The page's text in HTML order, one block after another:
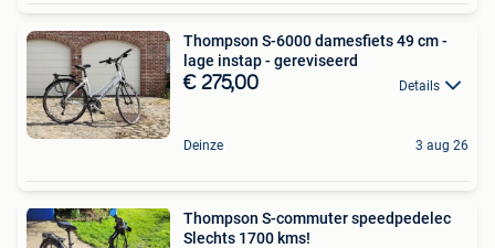
Thompson S-6000 damesfiets 49 cm -
lage instap - gereviseerd
€ 275,00 Details
Deinze 3 aug 26
Thompson S-commuter speedpedelec
Slechts 1700 kms!